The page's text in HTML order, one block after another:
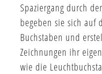
Spaziergang durch
begeben sie sich auf
Buchstaben und
Zeichnungen ihr
wie die